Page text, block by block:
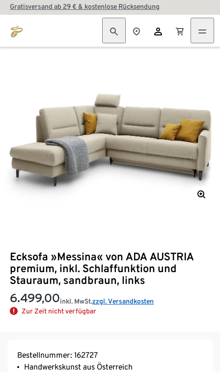
Gratisversand ab 29 € & kostenlose Rücksendung
Ecksofa »Messina« von ADA AUSTRIA
premium, inkl. Schlaffunktion und
Stauraum, sandbraun, links
6.499,00inkl. MwSt.zzgl. Versandkosten
Zur Zeit nicht verfügbar
Bestellnummer: 162727
Handwerkskunst aus Österreich